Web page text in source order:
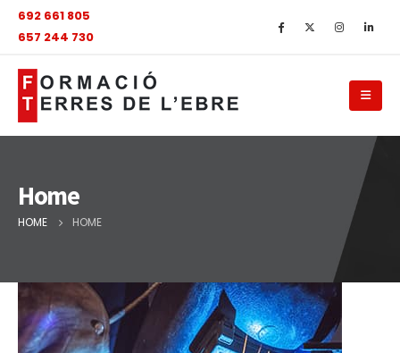
692 661 805
657 244 730
Home
HOME HOME